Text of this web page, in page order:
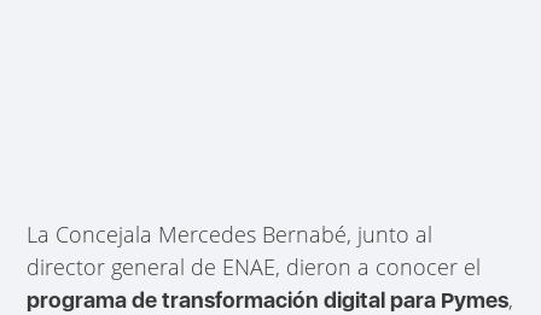
La Concejala Mercedes Bernabé, junto al
director general de ENAE, dieron a conocer el
programa de transformación digital para Pymes,